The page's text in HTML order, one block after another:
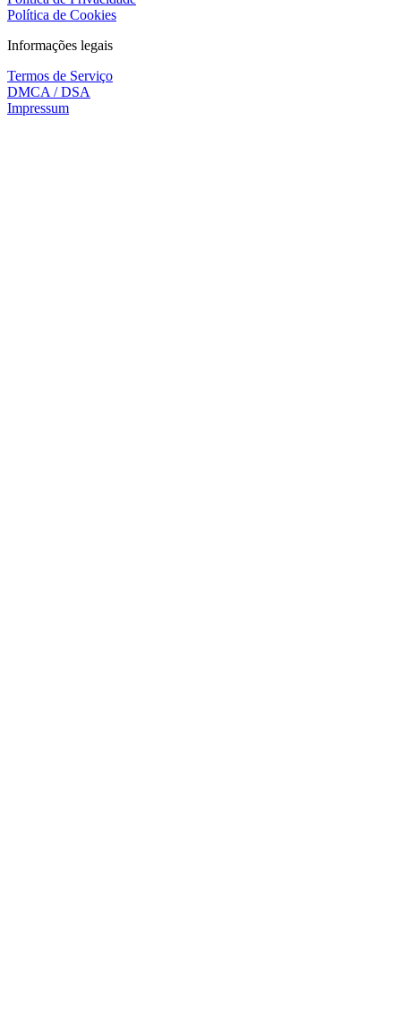
Política de Cookies
Informações legais
Termos de Serviço
DMCA / DSA
Impressum